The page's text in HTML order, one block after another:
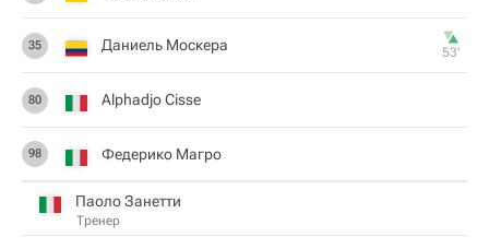
35 Даниель Москера 53‎’‎
80 Alphadjo Cisse
98 Федерико Магро
Паоло Занетти
Тренер